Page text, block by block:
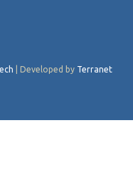
| Developed by Terranet